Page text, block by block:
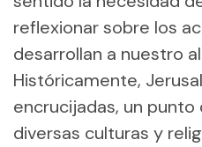
reflexionar sobre los
desarrollan a nuestro
Históricamente,
encrucijadas, un
diversas culturas y